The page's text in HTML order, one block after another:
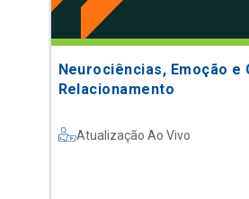
Neurociências, Emoção e
Relacionamento
Atualização Ao Vivo